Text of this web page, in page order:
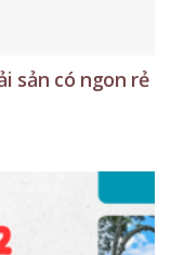
sản có ngon rẻ